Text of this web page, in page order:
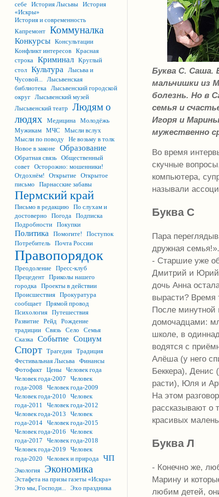
себе История Лысьвы История
«Искры»
История и современность
Капремонт Коммуналка
Конкурсы Консультации
Конфликт интересов Красная
строка Криминал Круглый
стол Культура Лысьва и
Чусовой... Лысьвенская
библиотека Лысьвенский городской
округ Лысьвенский музей
Лысьвенский театр
Людям о
людях Медицина Молодёжь
Мужикам МЧС
Мысли вслух
Мысли по поводу Не возьму в толк
Новое в законе Образование
Обратная связь Общественный
совет Осторожно: мошенники!
Отдохнём!
Открытие Открытое
письмо
Парнасские забавы
Пермский край
Письмо в редакцию По слухам и
достоверно
Погода Подписка
Подробности Покупки
Политика Помогите!
Поступок
Потребитель Почта России
Правопорядок
Преодоление Пресс-клуб
Прецедент Приколы нашего
городка Проекты в действии
Происшествия Прокуратура
сообщает Прямой провод
Психология Путешествия
Развитие Рейд Рождение
традиции Связь Село
Семья
Сказка Событие Социум
Спорт Трагедия Традиция
Фестивальная Лысьва Финансы
Фотофакт Цены Человек года
Человек года-2007
Человек
года-2008
Человек года-2009
Человек года-2010
Человек
года-2011
Человек года-2012
Человек года-2013
Человек
года-2014 Человек года-2015
Человек года-2016
Человек
года-2017
Человек года-2018
Человек года-2019
Человек
года-2020
Человек и природа ЧП
Экология Экономика
Эстафета на призы газеты «Искра»
Это мы, Господи... Эхо праздника
Буква С. Саша.
мальчишки из
болезнь. Но в
семья и
Игоря и
мужественно
Во время
скучные
компьютера,
называли
Буква С
Пара
дружная
- Старшие уже
Дмитрий и Юрий
дочь Анна
вырасти? Время
После минутной
домочадцами:
школе, в
водятся с
Алёша (у него
Беккера), Денис
расти), Юля и
На этом
рассказывают о
красивых
Буква Л
- Конечно же,
Марину и
любим детей,